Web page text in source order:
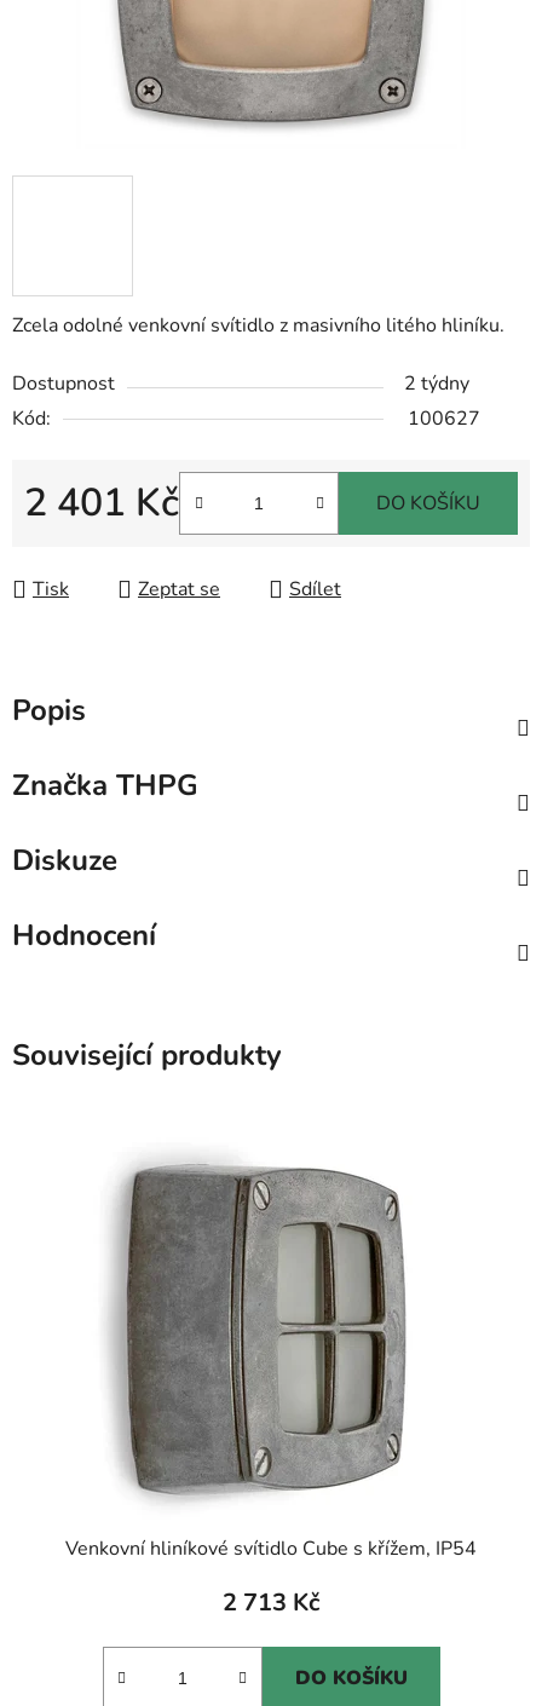
Zcela odolné venkovní svítidlo z masivního litého hliníku.
Dostupnost
2 týdny
Kód:
100627
2 401 Kč DO KOŠÍKU
Tisk Zeptat se Sdílet
Popis
Značka THPG
Diskuze
Hodnocení
Související produkty
Venkovní hliníkové svítidlo Cube s křížem, IP54
2 713 Kč
DO KOŠÍKU